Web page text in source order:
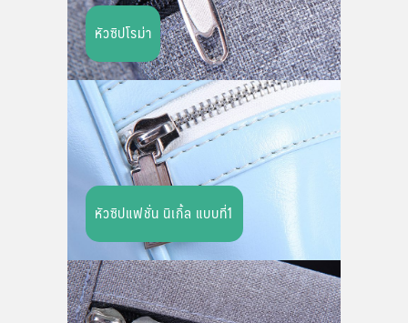
หัวซิปโรม่า
หัวซิปแฟชั่น นิเกิ้ล แบบที่1